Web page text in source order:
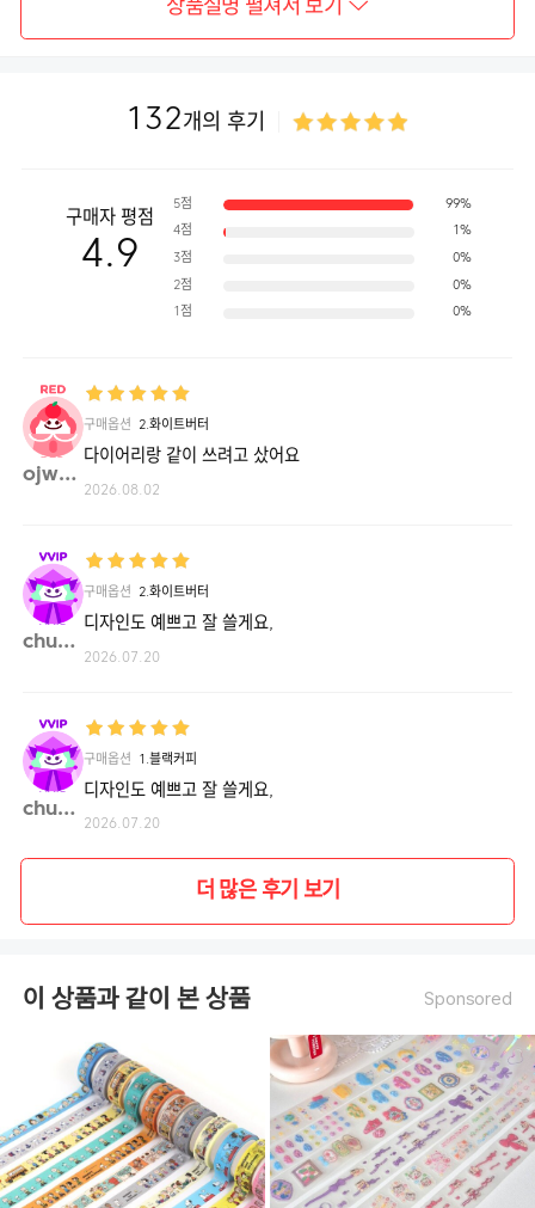
상품설명 펼쳐서 보기
132개의 후기
구매자 평점
4.9
5점 99%
4점 1%
3점 0%
2점 0%
1점 0%
ojw56**
구매옵션 2.화이트버터
다이어리랑 같이 쓰려고 샀어요
2026.08.02
chuba**
구매옵션 2.화이트버터
디자인도 예쁘고 잘 쓸게요,
2026.07.20
chuba**
구매옵션 1.블랙커피
디자인도 예쁘고 잘 쓸게요,
2026.07.20
더 많은 후기 보기
이 상품과 같이 본 상품 Sponsored